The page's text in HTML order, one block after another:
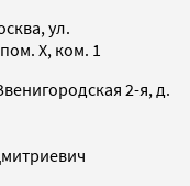
ул.
X, ком. 1
2-я, д.